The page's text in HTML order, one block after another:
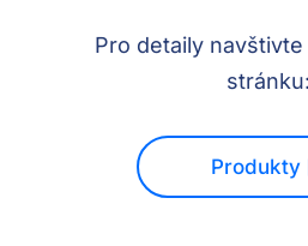
Pro detaily
stránku:
Produkty